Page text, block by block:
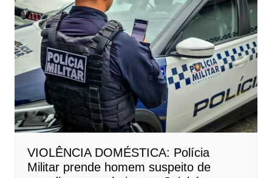
VIOLÊNCIA DOMÉSTICA: Polícia
Militar prende homem suspeito de